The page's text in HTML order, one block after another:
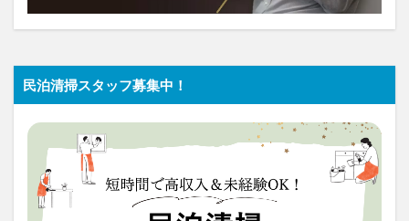
民泊清掃スタッフ募集中！